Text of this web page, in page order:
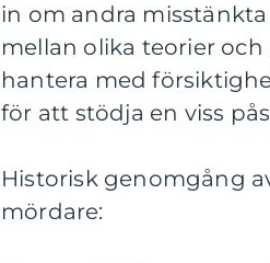
in om andra
mellan olika teorier
hantera med
för att stödja en viss
Historisk genomgång
mördare: